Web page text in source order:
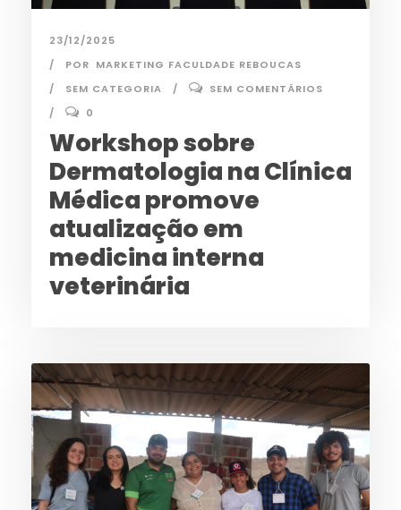
23/12/2025
POR MARKETING FACULDADE REBOUCAS
SEM CATEGORIA
SEM COMENTÁRIOS
0
Workshop sobre
Dermatologia na Clínica
Médica promove
atualização em
medicina interna
veterinária